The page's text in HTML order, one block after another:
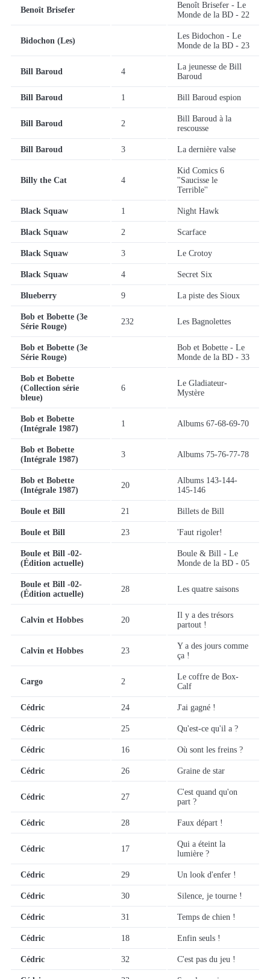
Benoît Brisefer
Benoît Brisefer - Le
Monde de la BD - 22
Bidochon (Les)
Les Bidochon - Le
Monde de la BD - 23
Bill Baroud 4
La jeunesse de Bill
Baroud
Bill Baroud 1 Bill Baroud espion
Bill Baroud 2
Bill Baroud à la
rescousse
Bill Baroud 3 La dernière valse
Billy the Cat 4
Kid Comics 6
''Saucisse le
Terrible''
Black Squaw 1 Night Hawk
Black Squaw 2 Scarface
Black Squaw 3 Le Crotoy
Black Squaw 4 Secret Six
Blueberry 9 La piste des Sioux
Bob et Bobette (3e
Série Rouge)
232 Les Bagnolettes
Bob et Bobette (3e
Série Rouge)
Bob et Bobette - Le
Monde de la BD - 33
Bob et Bobette
(Collection série
bleue)
6
Le Gladiateur-
Mystère
Bob et Bobette
(Intégrale 1987)
1 Albums 67-68-69-70
Bob et Bobette
(Intégrale 1987)
3 Albums 75-76-77-78
Bob et Bobette
(Intégrale 1987)
20
Albums 143-144-
145-146
Boule et Bill 21 Billets de Bill
Boule et Bill 23 'Faut rigoler!
Boule et Bill -02-
(Édition actuelle)
Boule & Bill - Le
Monde de la BD - 05
Boule et Bill -02-
(Édition actuelle)
28 Les quatre saisons
Calvin et Hobbes 20
Il y a des trésors
partout !
Calvin et Hobbes 23
Y a des jours comme
ça !
Cargo 2
Le coffre de Box-
Calf
Cédric 24 J'ai gagné !
Cédric 25 Qu'est-ce qu'il a ?
Cédric 16 Où sont les freins ?
Cédric 26 Graine de star
Cédric 27
C'est quand qu'on
part ?
Cédric 28 Faux départ !
Cédric 17
Qui a éteint la
lumière ?
Cédric 29 Un look d'enfer !
Cédric 30 Silence, je tourne !
Cédric 31 Temps de chien !
Cédric 18 Enfin seuls !
Cédric 32 C'est pas du jeu !